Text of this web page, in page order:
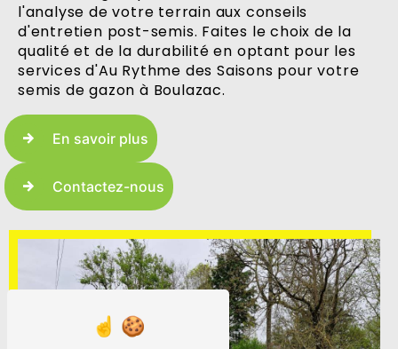
l'analyse de votre terrain aux conseils
d'entretien post-semis. Faites le choix de la
qualité et de la durabilité en optant pour les
services d'Au Rythme des Saisons pour votre
semis de gazon à Boulazac.
En savoir plus
Contactez-nous